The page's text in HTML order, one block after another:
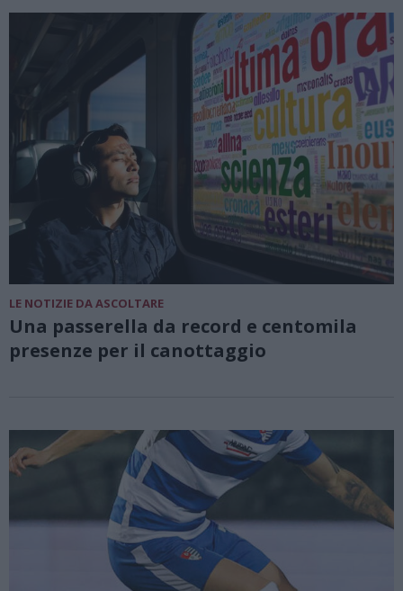
LE NOTIZIE DA ASCOLTARE
Una passerella da record e centomila
presenze per il canottaggio